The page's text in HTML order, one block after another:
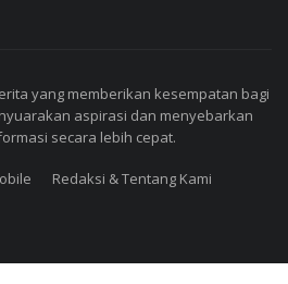
yang memberikan kesempatan bagi
aspirasi dan menyebarkan
secara lebih cepat.
Redaksi & Tentang Kami